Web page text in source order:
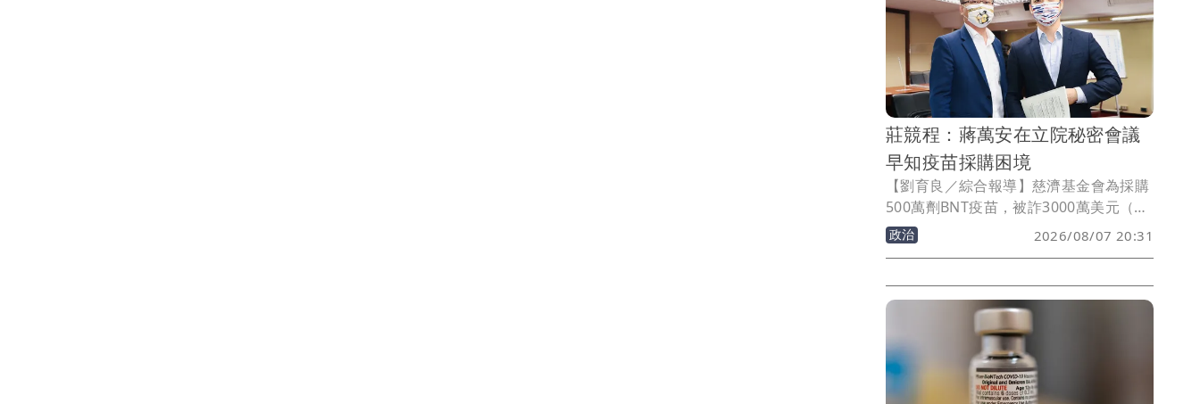
序。
莊競程：蔣萬安在立院秘密會議
早知疫苗採購困境
【劉育良／綜合報導】慈濟基金會為採購
500萬劑BNT疫苗，被詐3000萬美元（約
10.6億元台幣）委任顧問費，事件引發熱
議，台北市長蔣萬安當年一句「你要相信
出酸爆。民進黨新竹市長參選人莊競程更
爆料，其實當年衛福部長陳時中曾在立法
院衛環委員會一場秘密會議說明疫苗採購
的問題，包括蔣萬安在內的出席立委都知
道政府不是不買疫苗，但走出會議室後就
有人開始散播政府擋疫苗的謠言。
政治 2026/08/07 20:31